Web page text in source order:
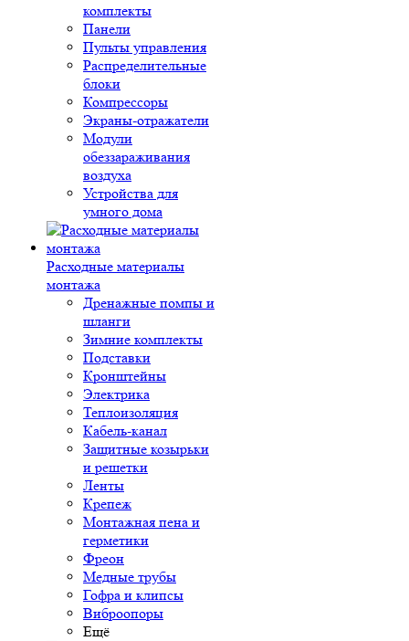
комплекты
Панели
Пульты управления
Распределительные
блоки
Компрессоры
Экраны-отражатели
Модули
обеззараживания
воздуха
Устройства для
умного дома
Расходные материалы
монтажа
Дренажные помпы и
шланги
Зимние комплекты
Подставки
Кронштейны
Электрика
Теплоизоляция
Кабель-канал
Защитные козырьки
и решетки
Ленты
Крепеж
Монтажная пена и
герметики
Фреон
Медные трубы
Гофра и клипсы
Виброопоры
Ещё